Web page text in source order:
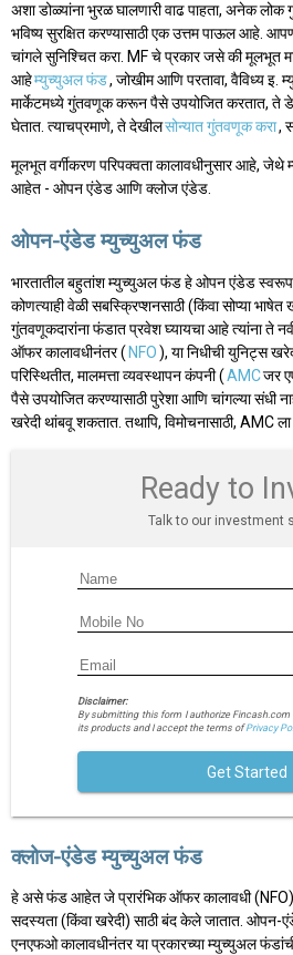
अशा डोळ्यांना भुरळ घालणारी वाढ पाहता, अनेक
भविष्य सुरक्षित करण्यासाठी एक उत्तम पाऊल आहे.
चांगले सुनिश्चित करा. MF चे प्रकार जसे की मूलभूत
आहेम्युच्युअल फंड, जोखीम आणि परतावा, वैविध्य इ.
मार्केटमध्ये गुंतवणूक करून पैसे उपयोजित करतात, ते
घेतात. त्याचप्रमाणे, ते देखीलसोन्यात गुंतवणूक करा,
मूलभूत वर्गीकरण परिपक्वता कालावधीनुसार आहे, जेथे
आहेत - ओपन एंडेड आणि क्लोज एंडेड.
ओपन-एंडेड म्युच्युअल फंड
भारतातील बहुतांश म्युच्युअल फंड हे ओपन एंडेड
कोणत्याही वेळी सबस्क्रिप्शनसाठी (किंवा सोप्या
गुंतवणूकदारांना फंडात प्रवेश घ्यायचा आहे त्यांना ते
ऑफर कालावधीनंतर ( NFO), या निधीची युनिट्स
परिस्थितीत, मालमत्ता व्यवस्थापन कंपनी (AMCजर
पैसे उपयोजित करण्यासाठी पुरेशा आणि चांगल्या संधी
खरेदी थांबवू शकतात. तथापि, विमोचनासाठी, AMC
Ready to
Talk to our investment
Disclaimer:
By submitting this form I authorize
its products and I accept the terms ofPrivacy
Get Started
क्लोज-एंडेड म्युच्युअल फंड
हे असे फंड आहेत जे प्रारंभिक ऑफर कालावधी (NFO)
सदस्यता (किंवा खरेदी) साठी बंद केले जातात. ओपन-
एनएफओ कालावधीनंतर या प्रकारच्या म्युच्युअल